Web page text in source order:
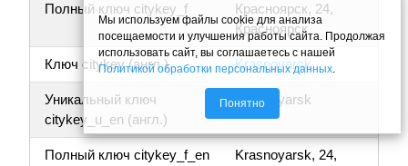
Полный ключ citykey_f
Красноярск, 24,
Красноярск
Ключ citykey (англ.) Krasnoyarsk
Уникальный ключ
citykey_u_en (англ.)
Krasnoyarsk
Полный ключ citykey_f_en
Krasnoyarsk, 24,
Мы используем файлы cookie для анализа
посещаемости и улучшения работы сайта. Продолжая
использовать сайт, вы соглашаетесь с нашей
Политикой обработки персональных данных.
Понятно